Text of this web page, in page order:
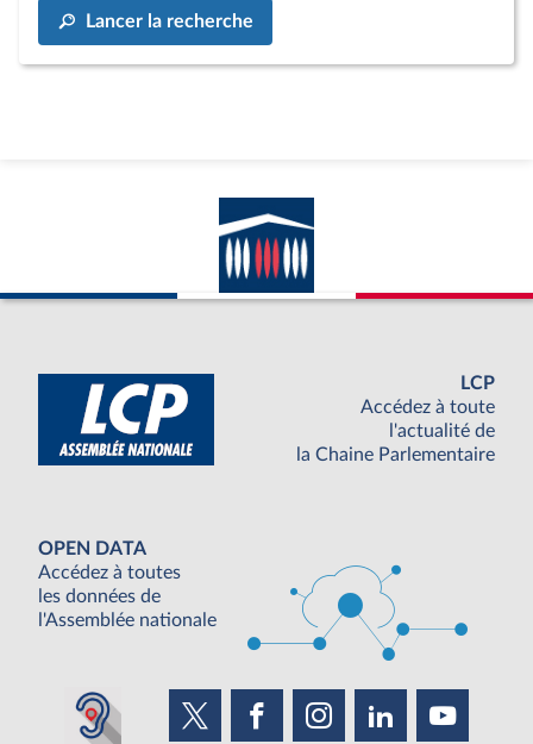
Lancer la recherche
LCP
Accédez à toute
l'actualité de
la Chaine Parlementaire
OPEN DATA
Accédez à toutes
les données de
l'Assemblée nationale